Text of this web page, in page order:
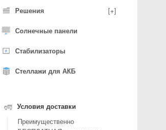
Решения [+]
Солнечные панели
Стабилизаторы
Стеллажи для АКБ
Условия доставки
Преимущественно